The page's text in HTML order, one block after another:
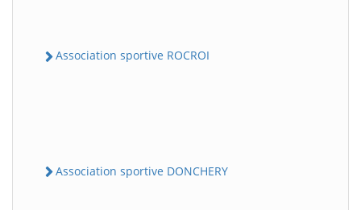
Association sportive ROCROI
Association sportive DONCHERY